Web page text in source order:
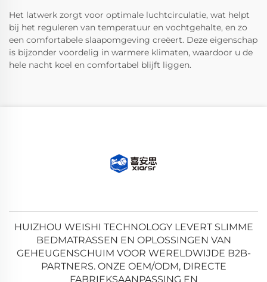
Het latwerk zorgt voor optimale luchtcirculatie, wat helpt
bij het reguleren van temperatuur en vochtgehalte, en zo
een comfortabele slaapomgeving creëert. Deze eigenschap
is bijzonder voordelig in warmere klimaten, waardoor u de
hele nacht koel en comfortabel blijft liggen.
HUIZHOU WEISHI TECHNOLOGY LEVERT SLIMME
BEDMATRASSEN EN OPLOSSINGEN VAN
GEHEUGENSCHUIM VOOR WERELDWIJDE B2B-
PARTNERS. ONZE OEM/ODM, DIRECTE
FABRIEKSAANPASSING EN